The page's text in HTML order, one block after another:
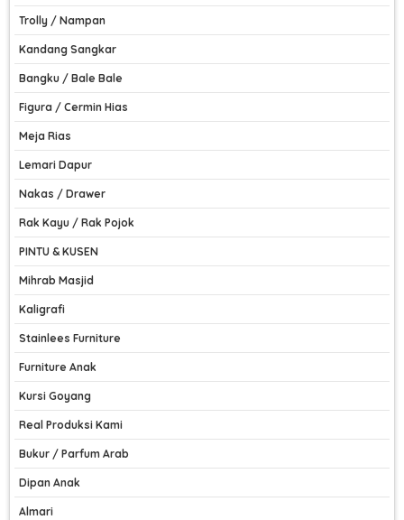
Trolly / Nampan
Kandang Sangkar
Bangku / Bale Bale
Figura / Cermin Hias
Meja Rias
Lemari Dapur
Nakas / Drawer
Rak Kayu / Rak Pojok
PINTU & KUSEN
Mihrab Masjid
Kaligrafi
Stainlees Furniture
Furniture Anak
Kursi Goyang
Real Produksi Kami
Bukur / Parfum Arab
Dipan Anak
Almari